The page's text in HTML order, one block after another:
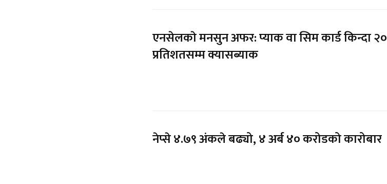
एनसेलकाे मनसुन अफर: प्याक वा सिम कार्ड किन्दा २०
प्रतिशतसम्म क्यासब्याक
नेप्से ४.७९ अंकले बढ्यो, ४ अर्ब ४० करोडको कारोबार